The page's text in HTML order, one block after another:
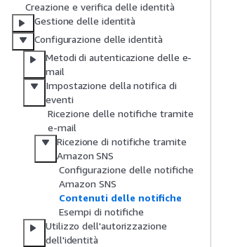
Creazione e verifica delle identità
Gestione delle identità
Configurazione delle identità
Metodi di autenticazione delle e-
mail
Impostazione della notifica di
eventi
Ricezione delle notifiche tramite
e-mail
Ricezione di notifiche tramite
Amazon SNS
Configurazione delle notifiche
Amazon SNS
Contenuti delle notifiche
Esempi di notifiche
Utilizzo dell'autorizzazione
dell'identità